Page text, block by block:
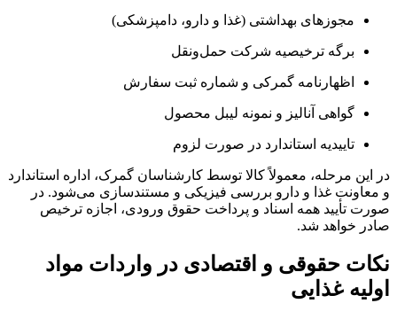
مجوزهای بهداشتی (غذا و دارو، دامپزشکی)
برگه ترخیصیه شرکت حمل‌ونقل
اظهارنامه گمرکی و شماره ثبت سفارش
گواهی آنالیز و نمونه لیبل محصول
تاییدیه استاندارد در صورت لزوم
در این مرحله، معمولاً کالا توسط کارشناسان گمرک، اداره استاندارد
و معاونت غذا و دارو بررسی فیزیکی و مستندسازی می‌شود. در
صورت تأیید همه اسناد و پرداخت حقوق ورودی، اجازه ترخیص
صادر خواهد شد.
نکات حقوقی و اقتصادی در واردات مواد
اولیه غذایی